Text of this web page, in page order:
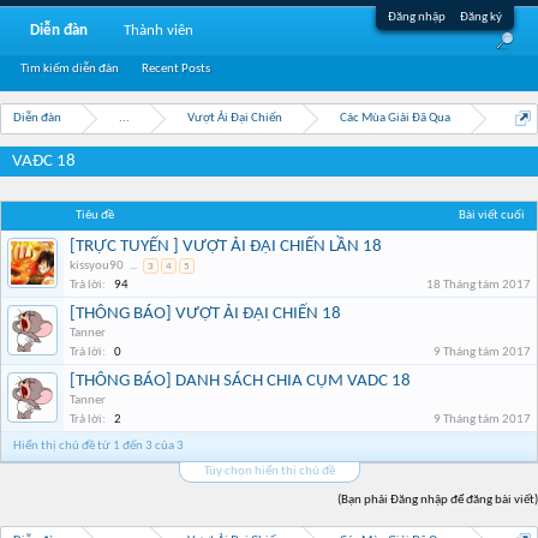
Đăng nhập Đăng ký
Diễn đàn ... Vượt Ải Đại Chiến Các Mùa Giải Đã Qua
VAĐC 18
Tiêu đề Bài viết cuối
[TRỰC TUYẾN ] VƯỢT ẢI ĐẠI CHIẾN LẦN 18
kissyou90 ... 3 4 5
Trả lời: 94 18 Tháng tám 2017
[THÔNG BÁO] VƯỢT ẢI ĐẠI CHIẾN 18
Tanner
Trả lời:
0 9 Tháng tám 2017
[THÔNG BÁO] DANH SÁCH CHIA CỤM VADC 18
Tanner
Trả lời:
2
9 Tháng tám 2017
Hiển thị chủ đề từ 1 đến 3 của 3
Tùy chọn hiển thị chủ đề
(Bạn phải Đăng nhập để đăng bài viết)
Diễn đàn
Tìm kiếm diễn đàn Recent Posts
Thành viên